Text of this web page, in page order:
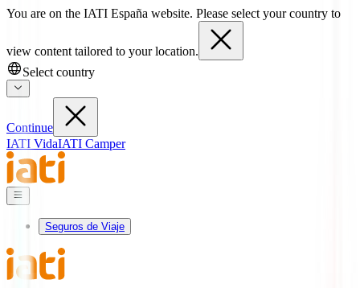
You are on the IATI España website. Please select your country to
view content tailored to your location.
Select country
Continue
IATI VidaIATI Camper
Seguros de Viaje